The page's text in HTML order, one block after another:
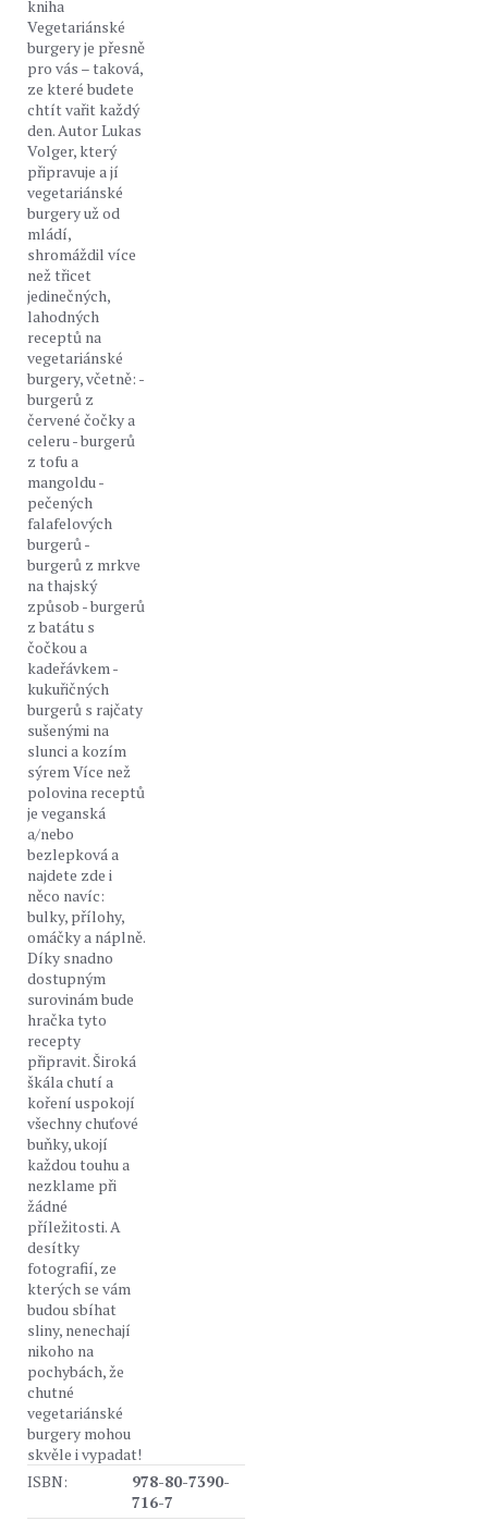
kniha
Vegetariánské
burgery je přesně
pro vás – taková,
ze které budete
chtít vařit každý
den. Autor Lukas
Volger, který
připravuje a jí
vegetariánské
burgery už od
mládí,
shromáždil více
než třicet
jedinečných,
lahodných
receptů na
vegetariánské
burgery, včetně: -
burgerů z
červené čočky a
celeru - burgerů
z tofu a
mangoldu -
pečených
falafelových
burgerů -
burgerů z mrkve
na thajský
způsob - burgerů
z batátu s
čočkou a
kadeřávkem -
kukuřičných
burgerů s rajčaty
sušenými na
slunci a kozím
sýrem Více než
polovina receptů
je veganská
a/nebo
bezlepková a
najdete zde i
něco navíc:
bulky, přílohy,
omáčky a náplně.
Díky snadno
dostupným
surovinám bude
hračka tyto
recepty
připravit. Široká
škála chutí a
koření uspokojí
všechny chuťové
buňky, ukojí
každou touhu a
nezklame při
žádné
příležitosti. A
desítky
fotografií, ze
kterých se vám
budou sbíhat
sliny, nenechají
nikoho na
pochybách, že
chutné
vegetariánské
burgery mohou
skvěle i vypadat!
ISBN:
978-80-7390-
716-7